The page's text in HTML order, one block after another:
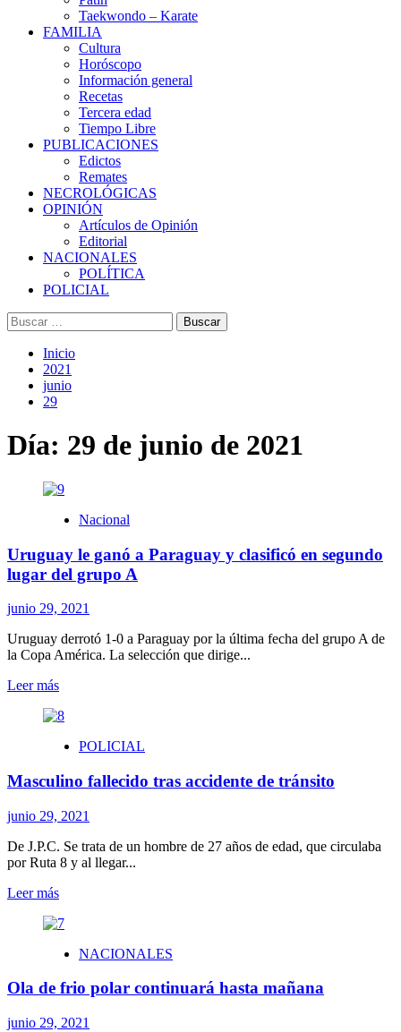
Taekwondo – Karate
FAMILIA
Cultura
Horóscopo
Información general
Recetas
Tercera edad
Tiempo Libre
PUBLICACIONES
Edictos
Remates
NECROLÓGICAS
OPINIÓN
Artículos de Opinión
Editorial
NACIONALES
POLÍTICA
POLICIAL
Buscar:
Inicio
2021
junio
29
Día: 29 de junio de 2021
Nacional
Uruguay le ganó a Paraguay y clasificó en segundo
lugar del grupo A
junio 29, 2021
Uruguay derrotó 1-0 a Paraguay por la última fecha del grupo A de
la Copa América. La selección que dirige...
Leer másLeer
sobre
le
a
y
en
segundo
del
A
POLICIAL
Masculino fallecido tras accidente de tránsito
junio 29, 2021
De J.P.C. Se trata de un hombre de 27 años de edad, que circulaba
por Ruta 8 y al llegar...
Leer másLeer
sobre
fallecido
accidente
tránsito
NACIONALES
Ola de frio polar continuará hasta mañana
junio 29, 2021